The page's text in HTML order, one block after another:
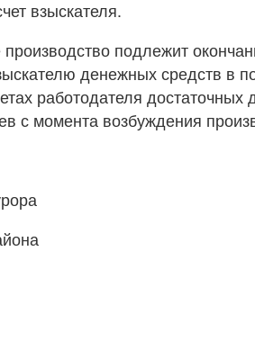
взыскателя.
подлежит
денежных средств в
работодателя
с момента возбуждения